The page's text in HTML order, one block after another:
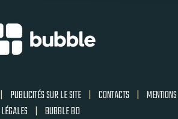
| PUBLICITÉS SUR LE SITE | CONTACTS | MENTIONS
LÉGALES | BUBBLE BD